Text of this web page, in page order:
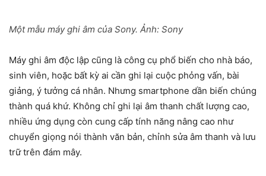
Một mẫu máy ghi âm của Sony. Ảnh: Sony
Máy ghi âm độc lập cũng là công cụ phổ biến cho nhà báo,
sinh viên, hoặc bất kỳ ai cần ghi lại cuộc phỏng vấn, bài
giảng, ý tưởng cá nhân. Nhưng smartphone dần biến chúng
thành quá khứ. Không chỉ ghi lại âm thanh chất lượng cao,
nhiều ứng dụng còn cung cấp tính năng nâng cao như
chuyển giọng nói thành văn bản, chỉnh sửa âm thanh và lưu
trữ trên đám mây.